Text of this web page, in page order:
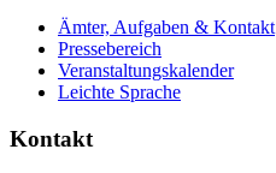
Ämter, Aufgaben & Kontakt
Pressebereich
Veranstaltungskalender
Leichte Sprache
Kontakt